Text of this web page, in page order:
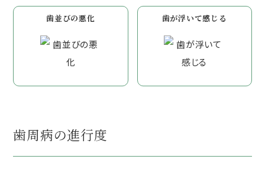
歯並びの悪化 歯が浮いて感じる
歯周病の進行度